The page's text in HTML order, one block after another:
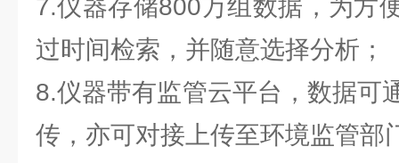
7.仪器存储800万组数据，为方
过时间检索，并随意选择分析；
8.仪器带有监管云平台，数据可
传，亦可对接上传至环境监管部